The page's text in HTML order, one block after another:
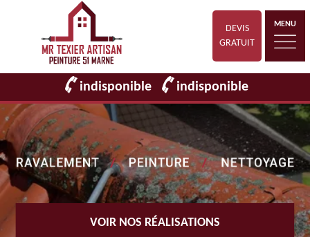
DEVIS
GRATUIT
MENU
indisponible indisponible
VOIR NOS RÉALISATIONS